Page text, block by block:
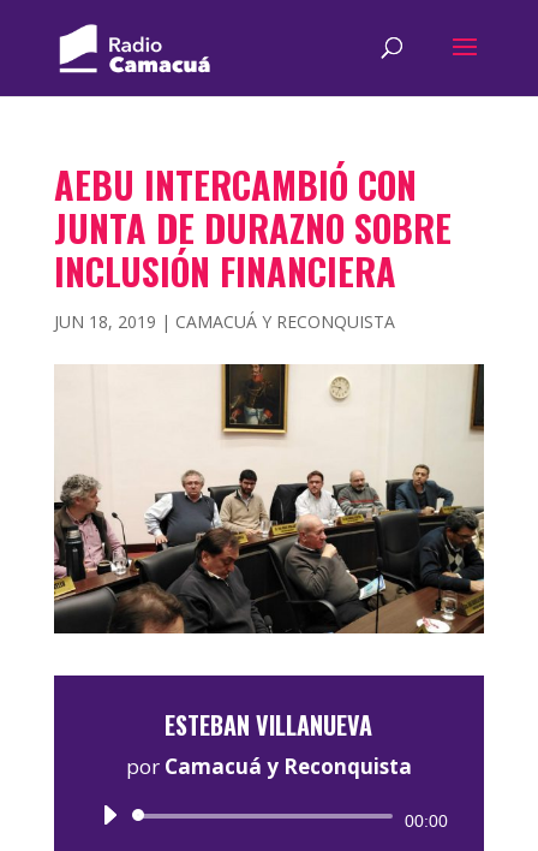
AEBU INTERCAMBIÓ CON
JUNTA DE DURAZNO SOBRE
INCLUSIÓN FINANCIERA
JUN 18, 2019 | CAMACUÁ Y RECONQUISTA
ESTEBAN VILLANUEVA
por Camacuá y Reconquista
Reproductor
00:00